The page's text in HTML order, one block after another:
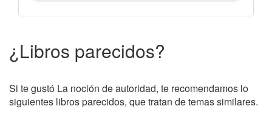
¿Libros parecidos?
Si te gustó La noción de autoridad, te recomendamos lo
siguientes libros parecidos, que tratan de temas similares.